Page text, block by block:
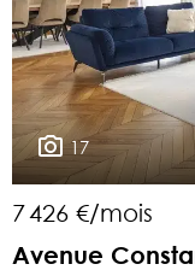
17
7 426 €/mois
Avenue